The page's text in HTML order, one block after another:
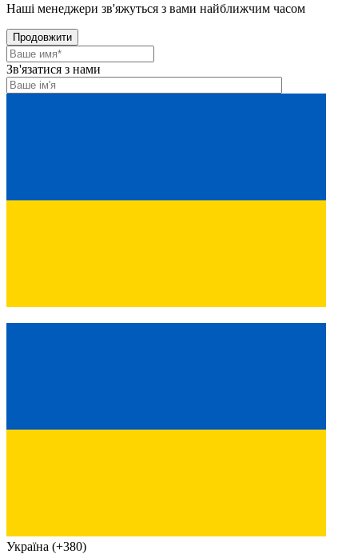
Наші менеджери зв'яжуться з вами найближчим часом
Продовжити
Зв'язатися з нами
Україна (+380)